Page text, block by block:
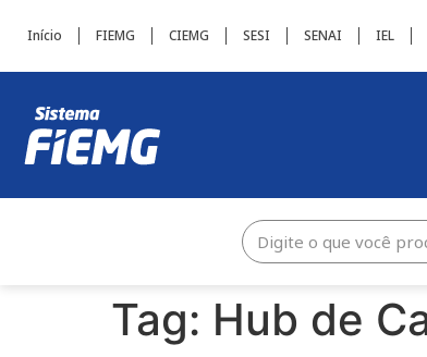
Início FIEMG CIEMG SESI SENAI IEL
Tag: Hub de